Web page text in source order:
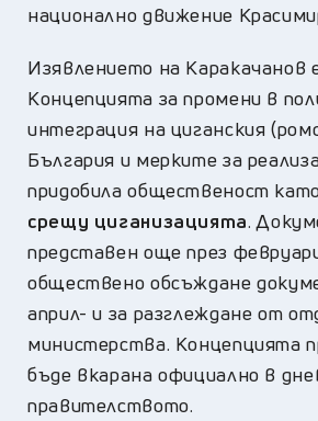
национално движение
Изявлението на Каракачанов
Концепцията за промени в
интеграция на циганския
България и мерките за
придобила общественост
срещу циганизацията.
представен още през
обществено обсъждане
април- и за разглеждане от
министерства. Концепцията
бъде вкарана официално в
правителството.